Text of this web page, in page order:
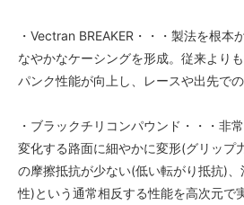
・Vectran BREAKER・・・製法を根本
なやかなケーシングを形成。従来より
パンク性能が向上し、レースや出先で
・ブラックチリコンパウンド・・・非
変化する路面に細やかに変形(グリップ
の摩擦抵抗が少ない(低い転がり抵抗)、
性)という通常相反する性能を高次元で